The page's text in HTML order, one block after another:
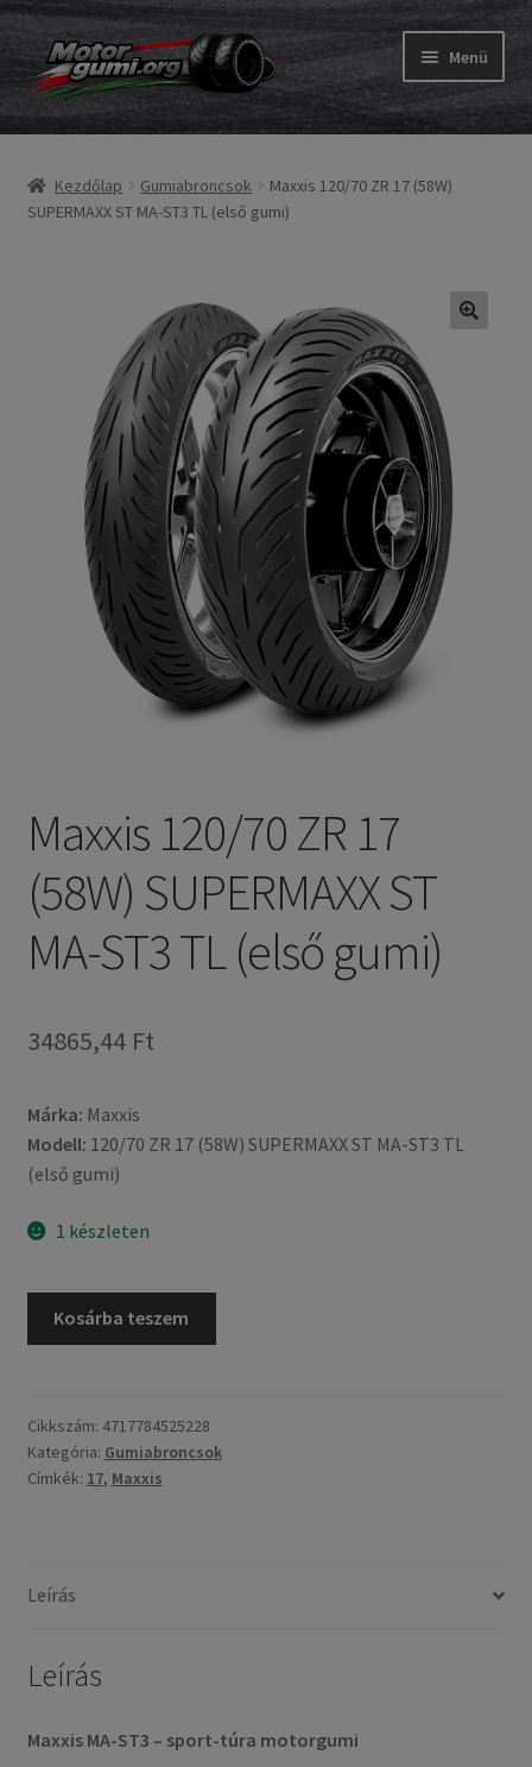
Ugrás
a
navigációhoz
Kilépés
a
tartalomba
Menü
Gumik
Expand
Belső gumi és szalag
Expand
Tesztek
Kezdőlap Gumiabroncsok
Maxxis 120/70 ZR 17 (58W)
SUPERMAXX ST MA-ST3 TL (első gumi)
Maxxis 120/70 ZR 17
(58W) SUPERMAXX ST
MA-ST3 TL (első gumi)
34865,44 Ft
Márka: Maxxis
Modell: 120/70 ZR 17 (58W) SUPERMAXX ST MA-ST3 TL
(első gumi)
1 készleten
(58W)
SUPERMAXX
ST
(első
mennyiség
Kosárba teszem
Cikkszám: 4717784525228
Kategória: Gumiabroncsok
Címkék: 17, Maxxis
Leírás
Leírás
Maxxis MA-ST3 – sport-túra motorgumi